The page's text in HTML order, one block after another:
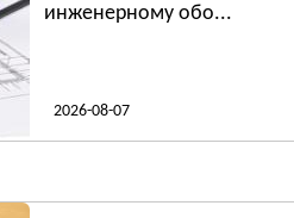
инженерному обо...
2026-08-07